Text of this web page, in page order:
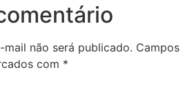
mail não será publicado. Campos
com *